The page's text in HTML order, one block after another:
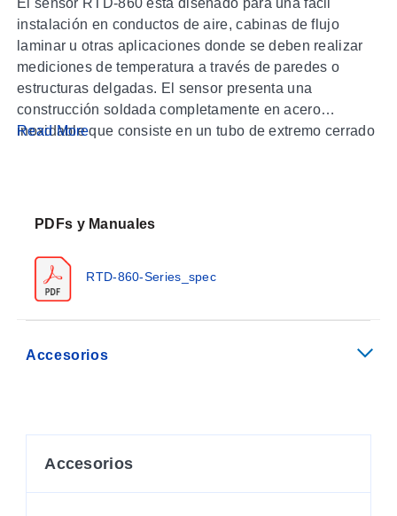
El sensor RTD-860 está diseñado para una fácil
instalación en conductos de aire, cabinas de flujo
laminar u otras aplicaciones donde se deben realizar
mediciones de temperatura a través de paredes o
estructuras delgadas. El sensor presenta una
construcción soldada completamente en acero
inoxidable que consiste en un tubo de extremo cerrado
diámetro tiene dos (2) orificios de 0,15" de diámetro
con 1 metro (40") de aislamiento PFA &
Read More
PDFs y Manuales
RTD-860-Series_spec
Accesorios
Accesorios